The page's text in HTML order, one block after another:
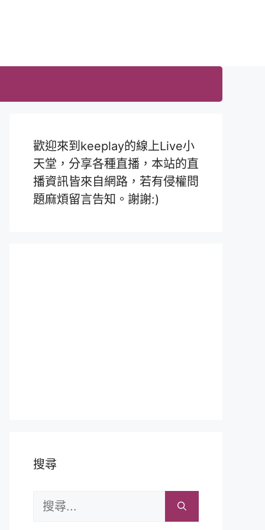
歡迎來到keeplay的線上Live小
天堂，分享各種直播，本站的直
播資訊皆來自網路，若有侵權問
題麻煩留言告知。謝謝:)
搜尋
搜